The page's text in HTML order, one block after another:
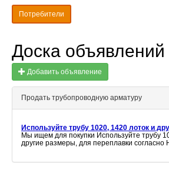
Потребители
Доска объявлений
Добавить объявление
Продать трубопроводную арматуру
Используйте трубу 1020, 1420 лоток и
Мы ищем для покупки Используйте трубу
другие размеры, для переплавки согласно